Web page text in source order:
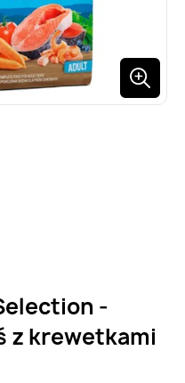
-
z krewetkami